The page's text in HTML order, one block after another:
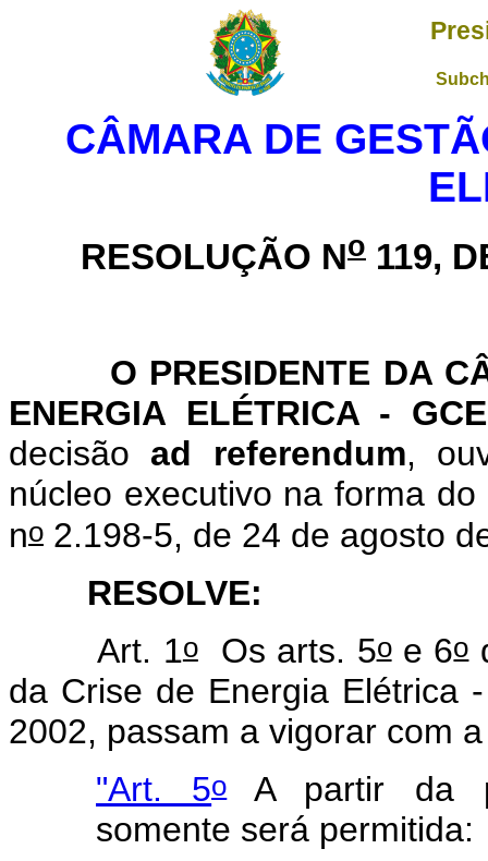
CÂMARA DE
RESOLUÇÃO No 119,
O PRESIDENTE DA
ENERGIA ELÉTRICA - GCE
decisão ad referendum,
núcleo executivo na forma do
no 2.198-5, de 24 de agosto
RESOLVE:
Art. 1oOs arts. 5oe 6o
da Crise de Energia Elétrica
2002, passam a vigorar com
"Art. 5oA partir da
somente será permitida: